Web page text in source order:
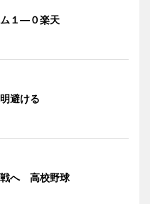
１―０楽天
避ける
戦へ 高校野球